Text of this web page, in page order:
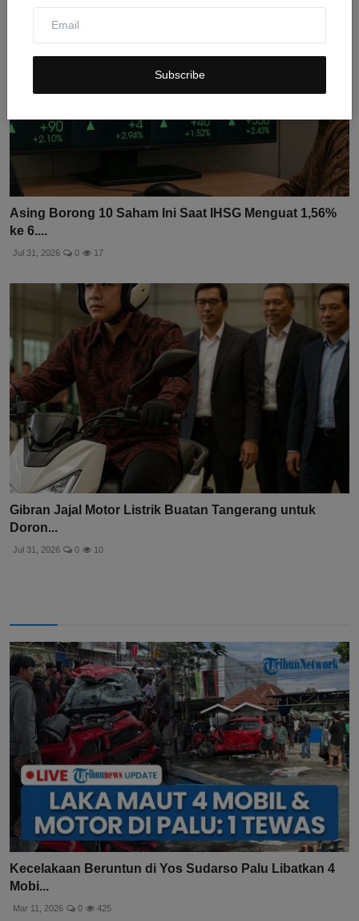
Subscribe
Asing Borong 10 Saham Ini Saat IHSG Menguat 1,56%
ke 6....
Jul 31, 2026 0 17
Gibran Jajal Motor Listrik Buatan Tangerang untuk
Doron...
Jul 31, 2026 0 10
Kecelakaan Beruntun di Yos Sudarso Palu Libatkan 4
Mobi...
Mar 11, 2026 0 425